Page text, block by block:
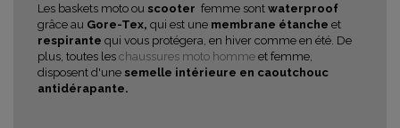
Les baskets moto ou scooter femme sont waterproof
grâce au Gore-Tex, qui est une membrane étanche et
respirante qui vous protégera, en hiver comme en été. De
plus, toutes les chaussures moto homme et femme,
disposent d'une semelle intérieure en caoutchouc
antidérapante.